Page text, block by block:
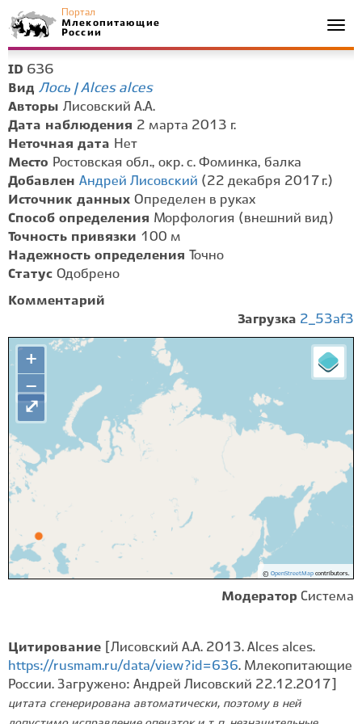
Портал
Млекопитающие
России
ID 636
Вид Лось | Alces alces
Авторы Лисовский А.А.
Дата наблюдения 2 марта 2013 г.
Неточная дата Нет
Место Ростовская обл., окр. с. Фоминка, балка
Добавлен Андрей Лисовский (22 декабря 2017 г.)
Источник данных Определен в руках
Способ определения Морфология (внешний вид)
Точность привязки 100 м
Надежность определения
Точно
Статус Одобрено
Комментарий
Загрузка 2_53af3
+
−
© OpenStreetMapcontributors.
⤢
Модератор Система
Цитирование
[Лисовский А.А. 2013. Alces alces.
https://rusmam.ru/data/view?id=636. Млекопитающие
России. Загружено: Андрей Лисовский 22.12.2017]
цитата сгенерирована автоматически, поэтому в ней